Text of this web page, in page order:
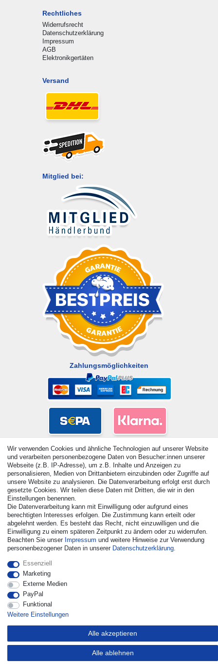
Rechtliches
Widerrufsrecht
Datenschutzerklärung
Impressum
AGB
Elektronikgertäten
Versand
Mitglied bei:
Zahlungsmöglichkeiten
© Copyright 2026 | Alle Rechte vorbehalten. - Alle Rechte
vorbehalten. Preisangaben inkl. gesetzl. 19% MwSt. |
Grundpreise siehe Artikeldetail | *Gilt für Lieferungen nach
Deutschland!
Wir verwenden Cookies und ähnliche Technologien auf unserer Website
und verarbeiten personenbezogene Daten von Besucher:innen unserer
Webseite (z.B. IP-Adresse), um z.B. Inhalte und Anzeigen zu
personalisieren, Medien von Drittanbietern einzubinden oder Zugriffe auf
unsere Website zu analysieren. Die Datenverarbeitung erfolgt erst durch
gesetzte Cookies. Wir teilen diese Daten mit Dritten, die wir in den
Einstellungen benennen.
Die Datenverarbeitung kann mit Einwilligung oder aufgrund eines
berechtigten Interesses erfolgen. Die Zustimmung kann erteilt oder
abgelehnt werden. Es besteht das Recht, nicht einzuwilligen und die
Einwilligung zu einem späteren Zeitpunkt zu ändern oder zu widerrufen.
Beachten Sie unser Impressum und weitere Hinweise zur Verwendung
personenbezogener Daten in unserer Daten­schutz­erklärung.
Essenziell
Marketing
Externe Medien
PayPal
Funktional
Weitere Einstellungen
Alle akzeptieren
Alle ablehnen